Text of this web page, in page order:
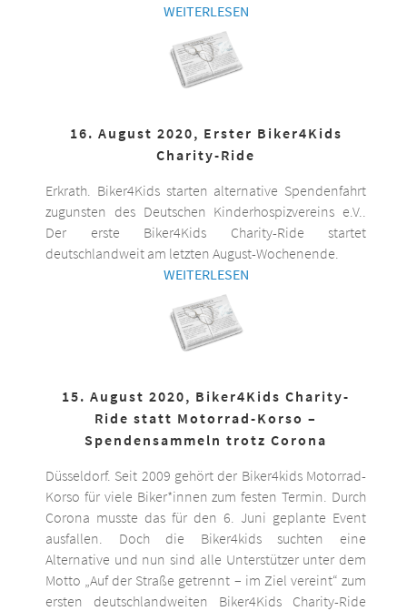
WEITERLESEN
16. August 2020, Erster Biker4Kids
Charity-Ride
Erkrath. Biker4Kids starten alternative Spendenfahrt
zugunsten des Deutschen Kinderhospizvereins e.V..
Der erste Biker4Kids Charity-Ride startet
deutschlandweit am letzten August-Wochenende.
WEITERLESEN
15. August 2020, Biker4Kids Charity-
Ride statt Motorrad-Korso –
Spendensammeln trotz Corona
Düsseldorf. Seit 2009 gehört der Biker4kids Motorrad-
Korso für viele Biker*innen zum festen Termin. Durch
Corona musste das für den 6. Juni geplante Event
ausfallen. Doch die Biker4kids suchten eine
Alternative und nun sind alle Unterstützer unter dem
Motto „Auf der Straße getrennt – im Ziel vereint“ zum
ersten deutschlandweiten Biker4Kids Charity-Ride